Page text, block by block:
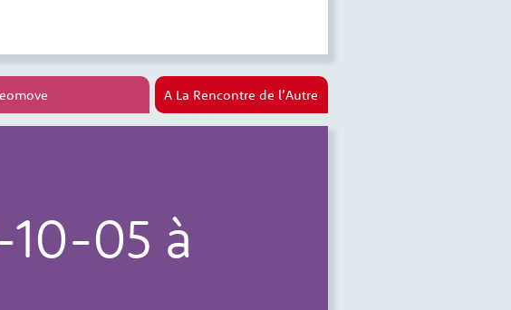
A La Rencontre de l’Autre
10-05 à